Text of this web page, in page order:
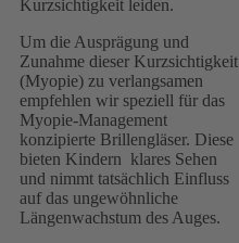
Kurzsichtigkeit leiden.
Um die Ausprägung und
Zunahme dieser Kurzsichtigkeit
(Myopie) zu verlangsamen
empfehlen wir speziell für das
Myopie-Management
konzipierte Brillengläser. Diese
bieten Kindern klares Sehen
und nimmt tatsächlich Einfluss
auf das ungewöhnliche
Längenwachstum des Auges.